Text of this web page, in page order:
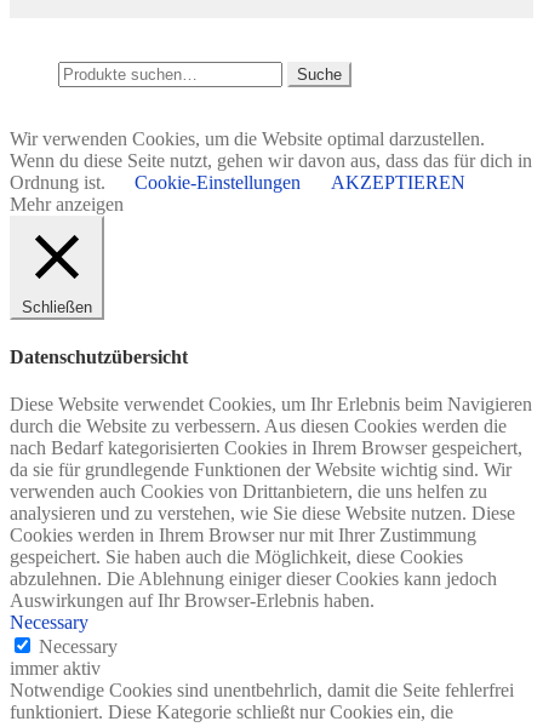
Suche
nach:
Suche
Wir verwenden Cookies, um die Website optimal darzustellen.
Wenn du diese Seite nutzt, gehen wir davon aus, dass das für dich in
Ordnung ist.
Cookie-Einstellungen
AKZEPTIEREN
Mehr anzeigen
Schließen
Datenschutzübersicht
Diese Website verwendet Cookies, um Ihr Erlebnis beim Navigieren
durch die Website zu verbessern. Aus diesen Cookies werden die
nach Bedarf kategorisierten Cookies in Ihrem Browser gespeichert,
da sie für grundlegende Funktionen der Website wichtig sind. Wir
verwenden auch Cookies von Drittanbietern, die uns helfen zu
analysieren und zu verstehen, wie Sie diese Website nutzen. Diese
Cookies werden in Ihrem Browser nur mit Ihrer Zustimmung
gespeichert. Sie haben auch die Möglichkeit, diese Cookies
abzulehnen. Die Ablehnung einiger dieser Cookies kann jedoch
Auswirkungen auf Ihr Browser-Erlebnis haben.
Necessary
Necessary
immer aktiv
Notwendige Cookies sind unentbehrlich, damit die Seite fehlerfrei
funktioniert. Diese Kategorie schließt nur Cookies ein, die